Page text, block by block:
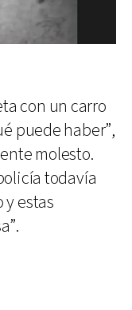
con un carro
puede haber”,
molesto.
todavía
estas